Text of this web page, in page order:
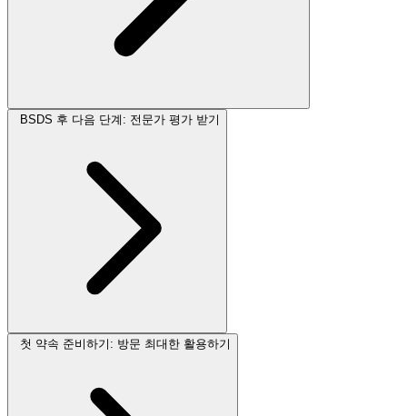
BSDS 후 다음 단계: 전문가 평가 받기
첫 약속 준비하기: 방문 최대한 활용하기